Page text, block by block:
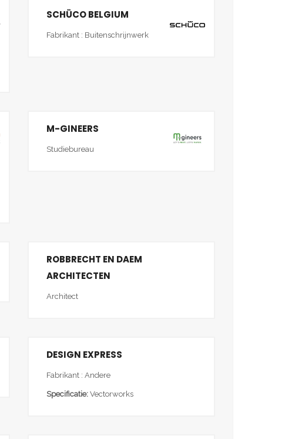
SCHÜCO BELGIUM
Fabrikant : Buitenschrijnwerk
M-GINEERS
Studiebureau
ROBBRECHT EN DAEM
ARCHITECTEN
Architect
DESIGN EXPRESS
Fabrikant : Andere
Specificatie: Vectorworks